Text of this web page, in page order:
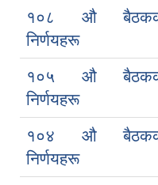
१०८ औ
निर्णयहरू
१०५ औ
निर्णयहरू
१०४ औ
निर्णयहरू